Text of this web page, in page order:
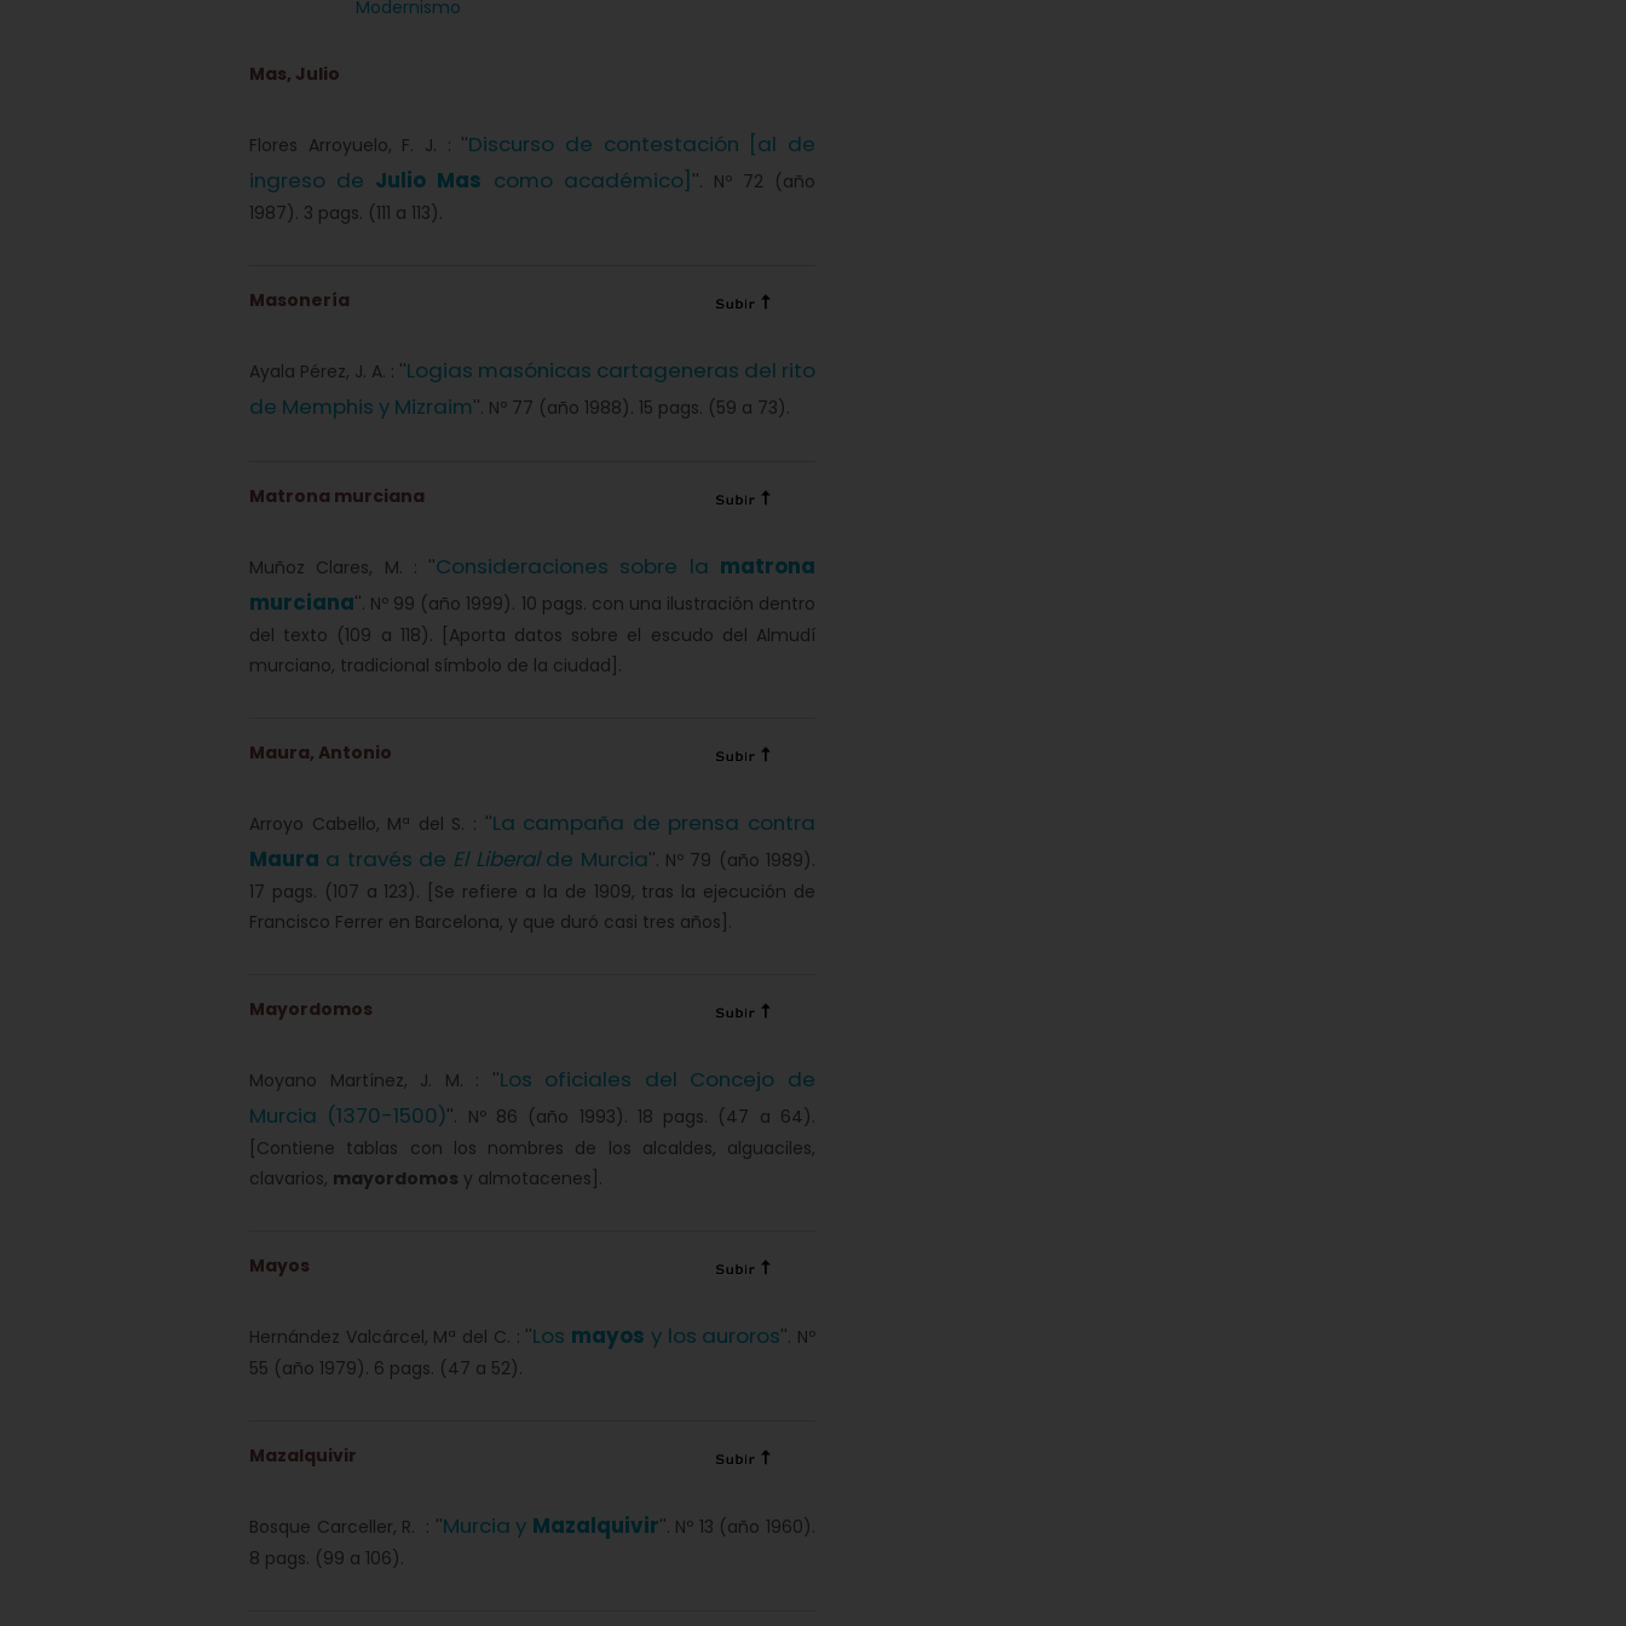
Modernismo
Mas, Julio
Flores Arroyuelo, F. J. : ''Discurso de contestación [al de
ingreso de Julio Mas como académico] ''. Nº 72 (año
1987). 3 pags. (111 a 113).
Masonería
Ayala Pérez, J. A. : ''Logias masónicas cartageneras del rito
de Memphis y Mizraim''. Nº 77 (año 1988). 15 pags. (59 a 73).
Matrona murciana
Muñoz Clares, M. : ''Consideraciones sobre la matrona
murciana''. Nº 99 (año 1999). 10 pags. con una ilustración dentro
del texto (109 a 118). [Aporta datos sobre el escudo del Almudí
murciano, tradicional símbolo de la ciudad].
Maura, Antonio
Arroyo Cabello, Mª del S. : ''La campaña de prensa contra
Maura a través de El Liberalde Murcia''. Nº 79 (año 1989).
17 pags. (107 a 123). [Se refiere a la de 1909, tras la ejecución de
Francisco Ferrer en Barcelona, y que duró casi tres años].
Mayordomos
Moyano Martínez, J. M. : ''Los oficiales del Concejo de
Murcia (1370-1500)''. Nº 86 (año 1993). 18 pags. (47 a 64).
[Contiene tablas con los nombres de los alcaldes, alguaciles,
clavarios, mayordomos y almotacenes].
Mayos
Hernández Valcárcel, Mª del C. : ''Los mayos y los auroros''. Nº
55 (año 1979). 6 pags. (47 a 52).
Mazalquivir
Bosque Carceller, R. : ''Murcia y Mazalquivir''. Nº 13 (año 1960).
8 pags. (99 a 106).